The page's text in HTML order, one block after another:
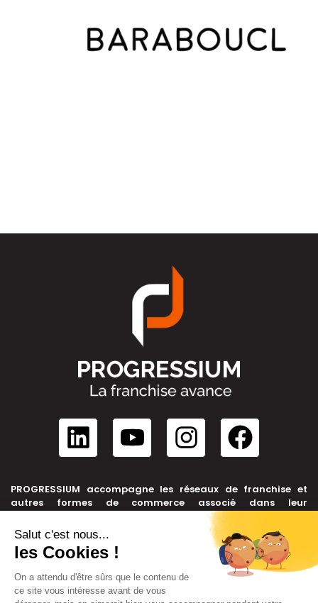
PROGRESSIUM accompagne les réseaux de franchise et
autres formes de commerce associé dans leur
développement, depuis leur création jusqu’à leur cession.
NOUS CONTACTER
+33 6 99 39 91 46